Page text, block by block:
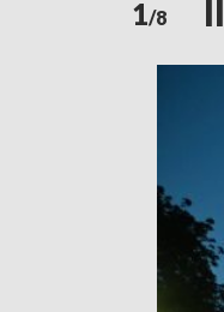
1/8